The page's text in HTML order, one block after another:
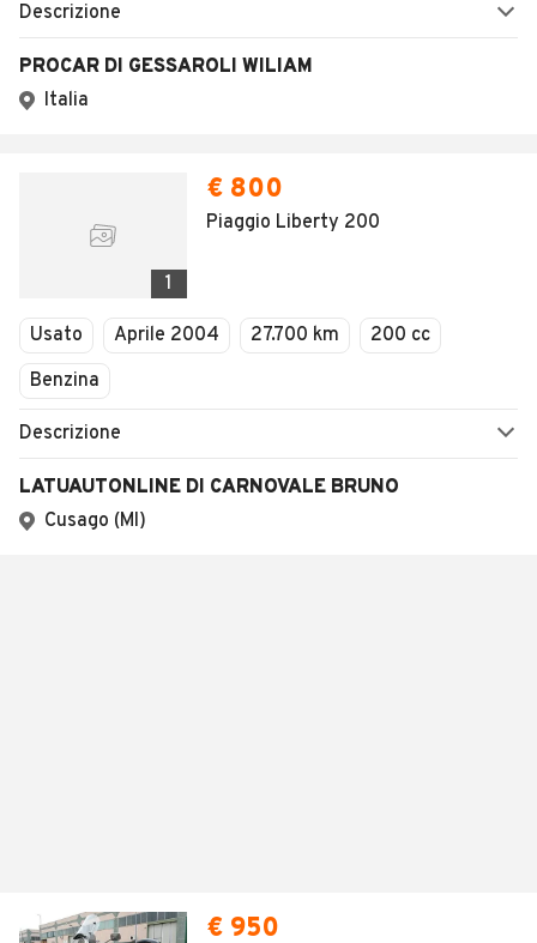
Descrizione
PROCAR DI GESSAROLI WILIAM
Italia
1
€ 800
Piaggio Liberty 200
Usato Aprile 2004 27.700 km
200 cc
Benzina
Descrizione
LATUAUTONLINE DI CARNOVALE BRUNO
Cusago (MI)
€ 950